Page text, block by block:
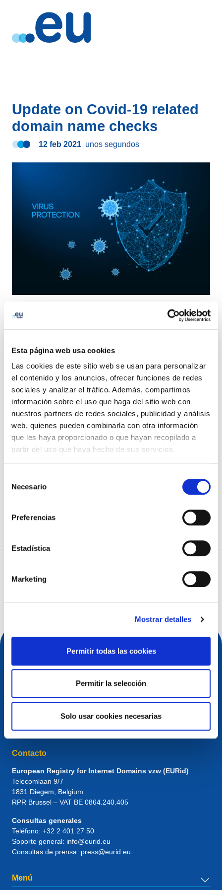
Esta página web usa cookies
Las cookies de este sitio web se usan para personalizar
el contenido y los anuncios, ofrecer funciones de redes
sociales y analizar el tráfico. Además, compartimos
información sobre el uso que haga del sitio web con
nuestros partners de redes sociales, publicidad y análisis
web, quienes pueden combinarla con otra información
que les haya proporcionado o que hayan recopilado a
partir del uso que haya hecho de sus servicios.
Necesario
Preferencias
Estadística
Marketing
Mostrar detalles
Permitir todas las cookies
Permitir la selección
Solo usar cookies necesarias
Update on Covid-19 related
domain name checks
12 feb 2021 unos segundos
We would like to update you on the .eu domain name
that were set in early April 2020 due to
The European Commission has requested us to prolong
the checks on COVID-related newly registered domain
names until 1 September 2021.
Should you receive an email from EURid to verify your
data, you may check thisinformationto learn more
about what you are expected to do.
Consulta de búsqueda
Contacto
European Registry for Internet Domains vzw (EURid)
Telecomlaan 9/7
1831 Diegem , Belgium
RPR Brussel – VAT BE 0864.240.405
Consultas generales
Teléfono: +32 2 401 27 50
Soporte general: info@eurid.eu
Consultas de prensa: press@eurid.eu
Menú